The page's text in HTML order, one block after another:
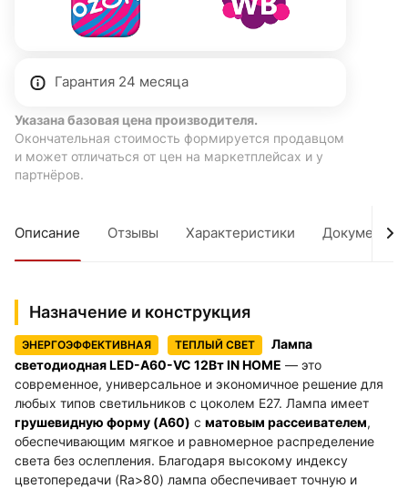
Гарантия 24 месяца
Указана базовая цена производителя.
Окончательная стоимость формируется продавцом
и может отличаться от цен на маркетплейсах и у
партнёров.
Описание Отзывы Характеристики Документы
Назначение и конструкция
ЭНЕРГОЭФФЕКТИВНАЯ ТЕПЛЫЙ СВЕТ
Лампа
светодиодная LED-A60-VC 12Вт IN HOME — это
современное, универсальное и экономичное решение для
любых типов светильников с цоколем E27. Лампа имеет
грушевидную форму (A60) с матовым рассеивателем,
обеспечивающим мягкое и равномерное распределение
света без ослепления. Благодаря высокому индексу
цветопередачи (Ra>80) лампа обеспечивает точную и